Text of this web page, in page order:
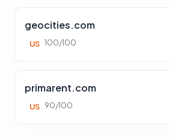
geocities.com
US 100/100
primarent.com
US 90/100